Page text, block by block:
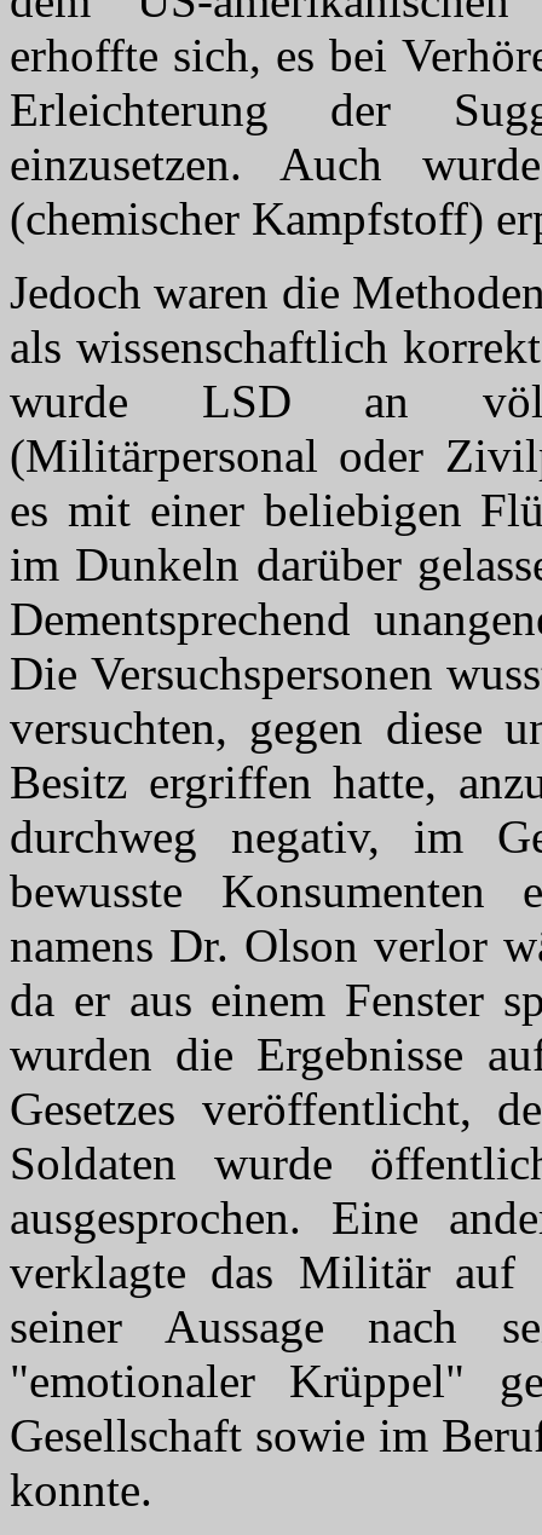
erhoffte sich, es bei
Erleichterung der
einzusetzen. Auch
(chemischer Kampfstoff)
Jedoch waren die
als wissenschaftlich
wurde LSD an
(Militärpersonal oder
es mit einer beliebigen
im Dunkeln darüber
Dementsprechend
Die Versuchspersonen
versuchten, gegen diese
Besitz ergriffen hatte,
durchweg negativ, im
bewusste Konsumenten
namens Dr. Olson verlor
da er aus einem Fenster
wurden die Ergebnisse
Gesetzes veröffentlicht,
Soldaten wurde
ausgesprochen. Eine
verklagte das Militär
seiner Aussage nach
"emotionaler Krüppel"
Gesellschaft sowie im
konnte.